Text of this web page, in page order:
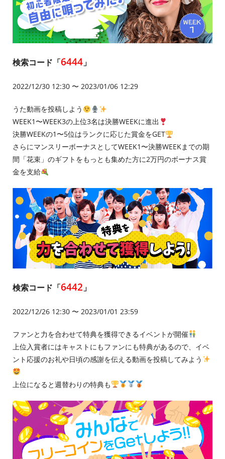
検索コード「6444」
2022/12/30 12:30 〜 2023/01/06 12:29
うた動画を投稿しよう
WEEK1〜WEEK3の上位3名は決勝WEEKに進出
決勝WEEKの1〜5位はランクに応じた賞金をGET
さらにマンスリーボーナスとしてWEEK1〜決勝WEEKまでの期
間「花束」のギフトをもっとも集めた方に2万円のボーナス賞
金を支給
検索コード「6442 」
2022/12/26 12:30 〜 2023/01/01 23:59
ファンと力を合わせて特典を獲得できるイベントが開催
上位入賞者にはキャストにもファンにも特典があるので、イベ
ント応援のお礼や日頃の感謝を伝える動画を投稿してみよう
上位になると週替わりの特典も